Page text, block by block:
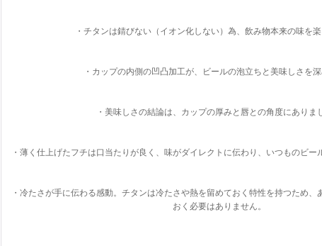
・チタンは錆びない（イオン化しない）為、飲み物本来の味を
・カップの内側の凹凸加工が、ビールの泡立ちと美味しさを
・美味しさの結論は、カップの厚みと唇との角度にありま
・薄く仕上げたフチは口当たりが良く、味がダイレクトに伝わり、いつものビー
・冷たさが手に伝わる感動。チタンは冷たさや熱を留めておく特性を持つため、
おく必要はありません。